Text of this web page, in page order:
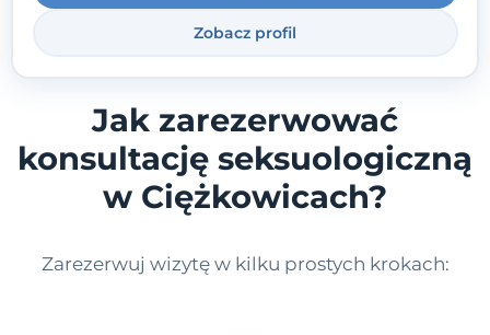
ale mogę obiecać, że będę po Twojej
Zobacz profil
Jak zarezerwować
konsultację seksuologiczną
w Ciężkowicach?
Zarezerwuj wizytę w kilku prostych krokach: